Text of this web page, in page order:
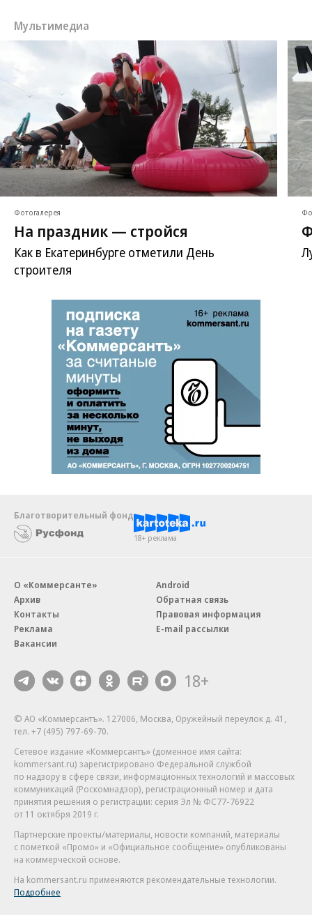
Мультимедиа
Фотогалерея
На праздник — стройся
Как в Екатеринбурге отметили День
строителя
Благотворительный фонд
18+ реклама
О «Коммерсанте»
Архив
Контакты
Реклама
Вакансии
Android
Обратная связь
Правовая информация
E-mail рассылки
18+
© АО «Коммерсантъ». 127006, Москва, Оружейный переулок д. 41,
тел. +7 (495) 797-69-70.
Сетевое издание «Коммерсантъ» (доменное имя сайта:
kommersant.ru) зарегистрировано Федеральной службой
по надзору в сфере связи, информационных технологий и массовых
коммуникаций (Роскомнадзор), регистрационный номер и дата
принятия решения о регистрации: серия Эл № ФС77-76922
от 11 октября 2019 г.
Партнерские проекты/материалы, новости компаний, материалы
с пометкой «Промо» и «Официальное сообщение» опубликованы
на коммерческой основе.
На kommersant.ru применяются рекомендательные технологии.
Подробнее